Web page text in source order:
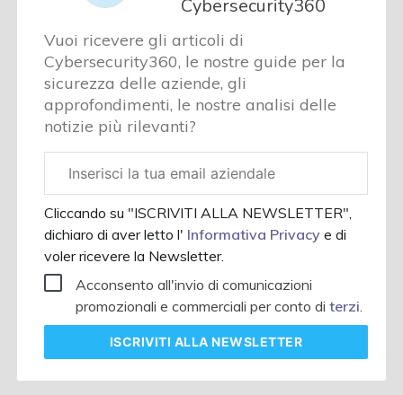
Cybersecurity360
Vuoi ricevere gli articoli di
Cybersecurity360, le nostre guide per la
sicurezza delle aziende, gli
approfondimenti, le nostre analisi delle
notizie più rilevanti?
aziendale
Cliccando su "ISCRIVITI ALLA NEWSLETTER",
dichiaro di aver letto l' Informativa Privacye di
voler ricevere la Newsletter.
Acconsento all'invio di comunicazioni
promozionali e commerciali per conto diterzi.
ISCRIVITI ALLA NEWSLETTER